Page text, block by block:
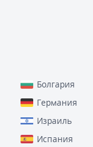
Болгария
Германия
Израиль
Испания